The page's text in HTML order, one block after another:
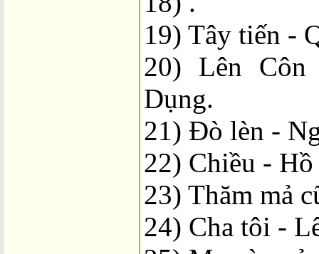
19) Tây tiến -
20) Lên
Dụng.
21) Đò lèn -
22) Chiều -
23) Thăm mả
24) Cha tôi -